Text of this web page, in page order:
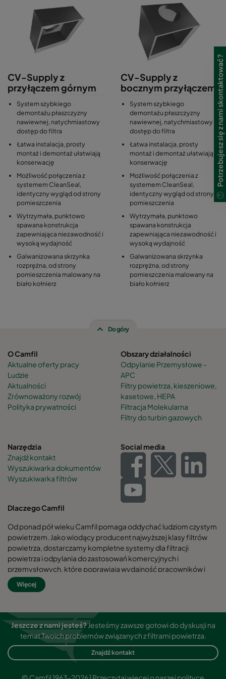
Cechy i zalety:
Efektywna dystrybucja powietrza: Nawiewniki sufitowe
zapewniają równomierne rozprowadzanie powietrza, co
przyczynia się do komfortu termicznego w pomieszczeniu i
nawiewniki sufitowe doskonale komponują się z różnymi stylami
wnętrz.
Łatwa instalacja: Prosty montaż i demontaż ułatwiają
konserwację i czyszczenie.
Regulacja przepływu powietrza: Możliwość dostosowania
kierunku nawiewu do indywidualnych potrzeb użytkowników.
Wysoka jakość materiałów: Wykonane z trwałych i odpornych
na korozję materiałów, co zapewnia długą żywotność produktu.
CV-Supply z
przyłączem górnym
System szybkiego
demontażu płaszczyzny
nawiewnej, natychmiastowy
dostęp do filtra
Łatwa instalacja, prosty
montaż i demontaż ułatwiają
konserwację
Możliwość połączenia z
systemem CleanSeal,
identyczny wygląd od strony
pomieszczenia
Wytrzymała, punktowo
spawana konstrukcja
zapewniająca niezawodność i
wysoką wydajność
Galwanizowana skrzynka
rozprężna, od strony
pomieszczenia malowany na
biało kołnierz
CV-Supply z
bocznym przyłączem
System szybkiego
demontażu płaszczyzny
nawiewnej, natychmiastowy
dostęp do filtra
Łatwa instalacja, prosty
montaż i demontaż ułatwiają
konserwację
Możliwość połączenia z
systemem CleanSeal,
identyczny wygląd od strony
pomieszczenia
Wytrzymała, punktowo
spawana konstrukcja
zapewniająca niezawodność i
wysoką wydajność
Galwanizowana skrzynka
rozprężna, od strony
pomieszczenia malowany na
biało kołnierz
Do góry
O Camfil
Aktualne oferty pracy
Ludzie
Aktualności
Zrównoważony rozwój
Polityka prywatności
Obszary działalności
Odpylanie Przemysłowe -
APC
Filtry powietrza, kieszeniowe,
kasetowe, HEPA
Filtracja Molekularna
Filtry do turbin gazowych
Narzędzia
Znajdź kontakt
Wyszukiwarka dokumentów
Wyszukiwarka filtrów
Social media
Dlaczego Camfil
Od ponad pół wieku Camfil pomaga oddychać ludziom czystym
powietrzem. Jako wiodący producent najwyższej klasy filtrów
powietrza, dostarczamy kompletne systemy dla filtracji
powietrza i odpylania do zastosowań komercyjnych i
przemysłowych, które poprawiają wydajność pracowników i
sprzętu, minimalizują zużycie energii oraz przynoszą korzyści dla
zdrowia ludzkiego i środowiska naturalnego.
Klientów są również najlepszymi rozwiązaniami dla naszej
planety. Dlatego też na każdym kroku - od projektu do dostawy i
przez cały cykl życia produktu bierzemy pod uwagę wpływ
naszego działania na ludzi oraz otaczający nas świat. Dzięki
nowatorskiemu podejściu do rozwiązywania problemów,
innowacyjnym konstrukcjom, precyzyjnej kontroli procesów i
Więcej
Jeszcze z nami jesteś?Jesteśmy zawsze gotowi do dyskusji na
temat Twoich problemów związanych z filtrami powietrza.
Znajdź kontakt
Potrzebujesz się z nami skontaktować?